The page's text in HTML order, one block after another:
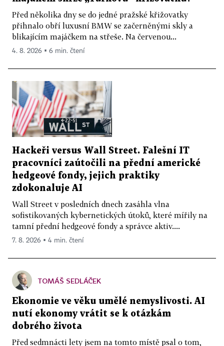
Před několika dny se do jedné pražské křižovatky
přihnalo obří luxusní BMW se začerněnými skly a
blikajícím majáčkem na střeše. Na červenou...
4. 8. 2026 ▪ 6 min. čtení
Hackeři versus Wall Street. Falešní IT
pracovníci zaútočili na přední americké
hedgeové fondy, jejich praktiky
zdokonaluje AI
Wall Street v posledních dnech zasáhla vlna
sofistikovaných kybernetických útoků, které mířily na
tamní přední hedgeové fondy a správce aktiv....
7. 8. 2026 ▪ 4 min. čtení
TOMÁŠ SEDLÁČEK
Ekonomie ve věku umělé nemyslivosti. AI
nutí ekonomy vrátit se k otázkám
dobrého života
Před sedmnácti lety jsem na tomto místě psal o tom,